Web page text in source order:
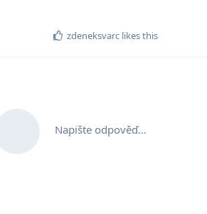
zdeneksvarc likes this
Napište odpověď…